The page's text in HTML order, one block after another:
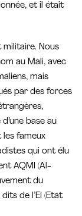
et il était
militaire. Nous
au Mali, avec
mais
par des forces
base au
les fameux
qui ont élu
AQMI (Al-
du
de l’EI (Etat